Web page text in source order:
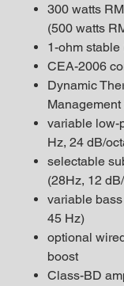
300 watts
(500 watts
1-ohm
CEA-2006
Dynamic
variable low-
Hz, 24 dB/
selectable
(28Hz, 12
variable
45 Hz)
optional
boost
Class-BD